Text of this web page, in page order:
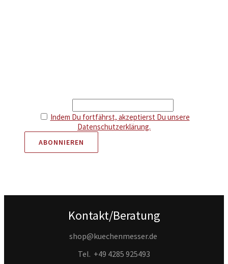
Indem Du fortfährst, akzeptierst Du unsere
Datenschutzerklärung.
Kontakt/Beratung
shop@kuechenmesser.de
Tel. +49 4285 925493